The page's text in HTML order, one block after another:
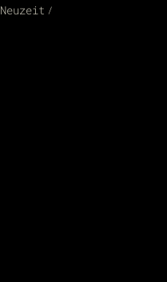
Neuzeit